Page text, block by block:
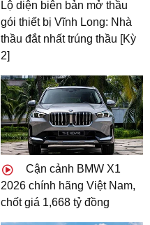
Lộ diện biên bản mở thầu
gói thiết bị Vĩnh Long: Nhà
thầu đắt nhất trúng thầu [Kỳ
2]
Cận cảnh BMW X1
2026 chính hãng Việt Nam,
chốt giá 1,668 tỷ đồng